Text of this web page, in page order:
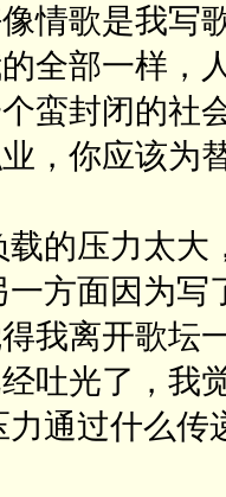
情歌是我写
全部一样，
蛮封闭的社
，你应该为
载的压力太大
一方面因为
我离开歌坛
吐光了，我
力通过什么